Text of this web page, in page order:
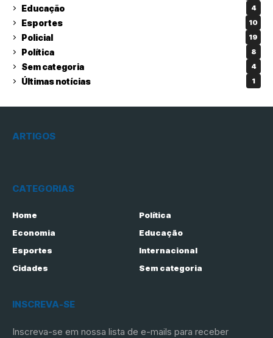
Educação 4
Esportes 10
Policial 19
Política 8
Sem categoria 4
Últimas notícias 1
ARTIGOS
CATEGORIAS
Home
Política
Economia
Educação
Esportes
Internacional
Cidades
Sem categoria
INSCREVA-SE
Inscreva-se em nossa lista de e-mails para receber